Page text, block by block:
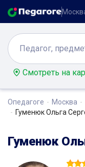
Смотреть на
Опедагоге Москва
Гуменюк Ольга
Гуменюк